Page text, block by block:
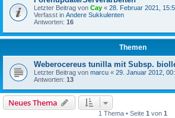
Letzter Beitrag von Cay « 28. Februar 2021,
Verfasst in Andere Sukkulenten
Antworten: 16
Themen
Weberocereus tunilla mit Subsp.
Letzter Beitrag von marcu « 29. Januar 2012,
Antworten: 13
Neues Thema
1 Thema • Seite 1 von 1